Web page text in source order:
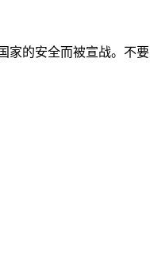
的安全而被宣战。不